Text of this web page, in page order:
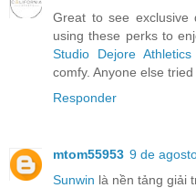
Great to see exclusive
using these perks to
Studio Dejore Athletics
comfy. Anyone else tried
Responder
mtom55953 9 de
Sunwin là nền tảng giải